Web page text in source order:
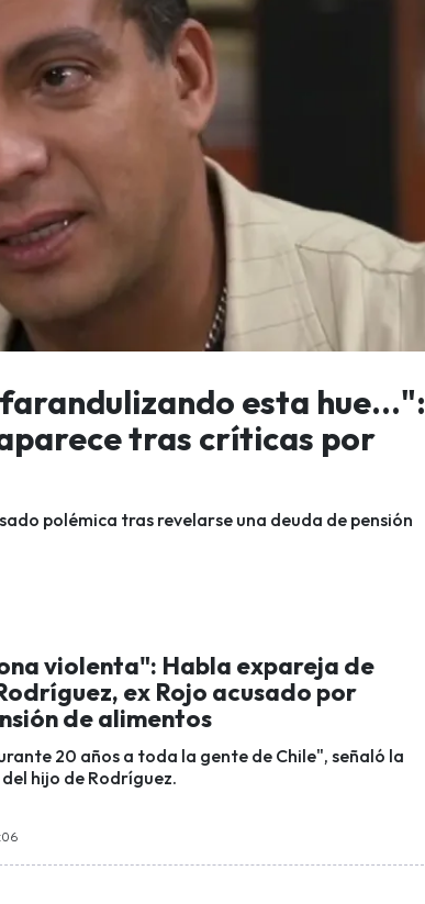
esta hue...":
tras críticas por
polémica tras revelarse una deuda de pensión
violenta": Habla expareja de
ex Rojo acusado por
de alimentos
20 años a toda la gente de Chile", señaló la
hijo de Rodríguez.